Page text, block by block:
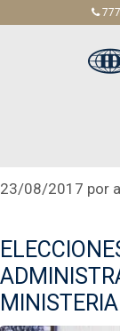
23/08/2017 por